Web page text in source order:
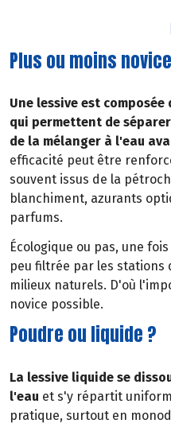
Plus ou moins novice
Une lessive est
qui permettent de
de la mélanger à l'eau
efficacité peut être
souvent issus de la
blanchiment, azurants
parfums.
Écologique ou pas, une
peu filtrée par les stations
milieux naturels. D'où
novice possible.
Poudre ou liquide ?
La lessive liquide se
l'eau et s'y répartit
pratique, surtout en